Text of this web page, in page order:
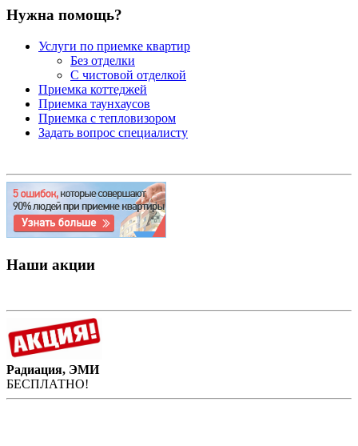
Нужна помощь?
Услуги по приемке квартир
Без отделки
С чистовой отделкой
Приемка коттеджей
Приемка таунхаусов
Приемка с тепловизором
Задать вопрос специалисту
Наши акции
Радиация, ЭМИ
БЕСПЛАТНО!